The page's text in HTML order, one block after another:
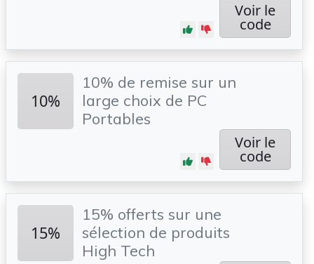
Voir le
code
10%
10% de remise sur un
large choix de PC
Portables
Voir le
code
15%
15% offerts sur une
sélection de produits
High Tech